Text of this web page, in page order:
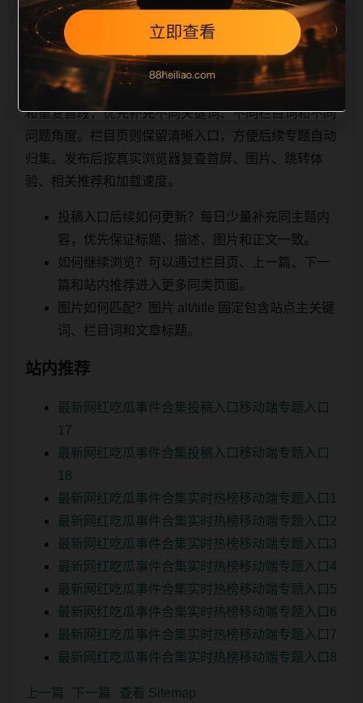
相关问题与推荐
用户顺着栏目继续浏览。同站连续更新时避免重复标题
和重复首段，优先补充不同关键词、不同栏目词和不同
问题角度。栏目页则保留清晰入口，方便后续专题自动
归集。发布后按真实浏览器复查首屏、图片、跳转体
验、相关推荐和加载速度。
投稿入口后续如何更新？每日少量补充同主题内
容，优先保证标题、描述、图片和正文一致。
如何继续浏览？可以通过栏目页、上一篇、下一
篇和站内推荐进入更多同类页面。
图片如何匹配？图片 alt/title 固定包含站点主关键
词、栏目词和文章标题。
站内推荐
最新网红吃瓜事件合集投稿入口移动端专题入口
17
最新网红吃瓜事件合集投稿入口移动端专题入口
18
最新网红吃瓜事件合集实时热榜移动端专题入口1
最新网红吃瓜事件合集实时热榜移动端专题入口2
最新网红吃瓜事件合集实时热榜移动端专题入口3
最新网红吃瓜事件合集实时热榜移动端专题入口4
最新网红吃瓜事件合集实时热榜移动端专题入口5
最新网红吃瓜事件合集实时热榜移动端专题入口6
最新网红吃瓜事件合集实时热榜移动端专题入口7
最新网红吃瓜事件合集实时热榜移动端专题入口8
上一篇 下一篇 查看 Sitemap